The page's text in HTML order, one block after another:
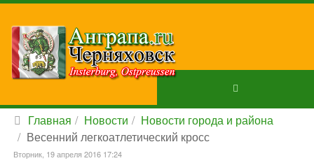
Главная Новости
Новости города и района
Весенний легкоатлетический кросс
Вторник, 19 апреля 2016 17:24